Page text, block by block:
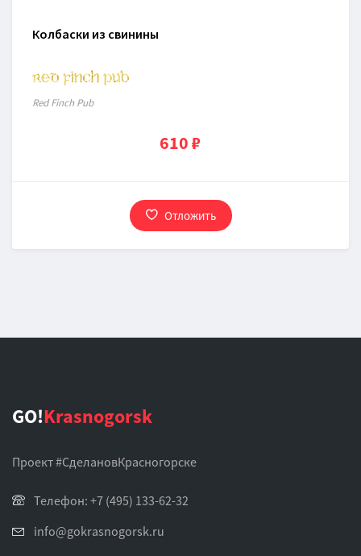
Колбаски из свинины
Red Finch Pub
610 ₽
Отложить
GO!Krasnogorsk
Проект #СделановКрасногорске
Телефон: +7 (495) 133-62-32
info@gokrasnogorsk.ru